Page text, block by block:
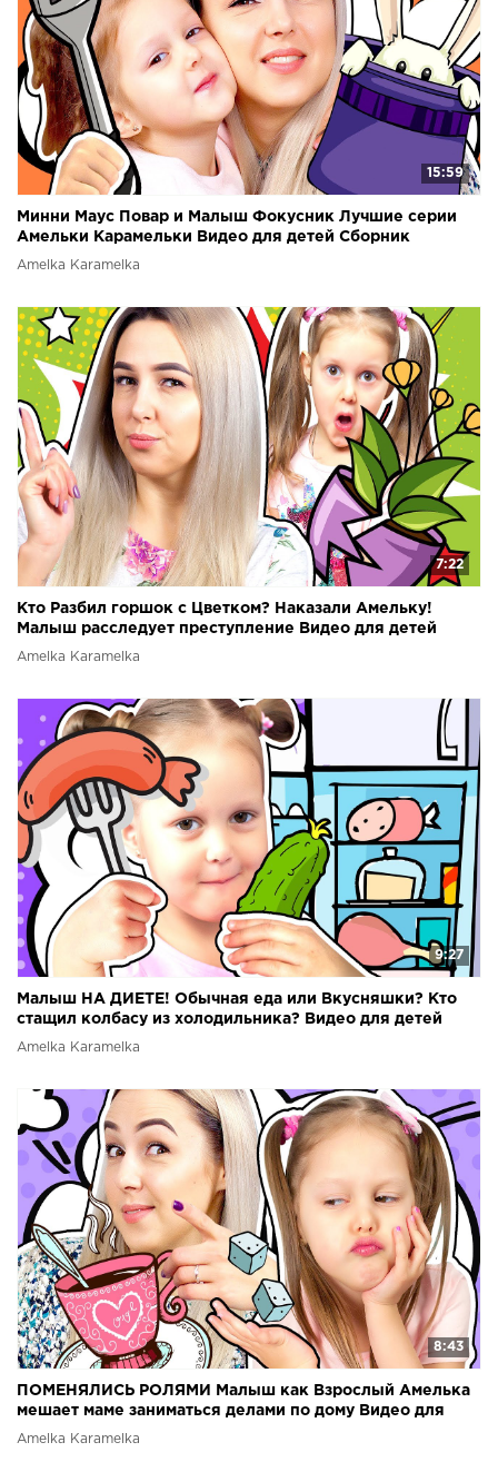
15:59
Минни Маус Повар и Малыш Фокусник Лучшие серии
Амельки Карамельки Видео для детей Сборник
Amelka Karamelka
7:22
Кто Разбил горшок с Цветком? Наказали Амельку!
Малыш расследует преступление Видео для детей
Amelka Karamelka
9:27
Малыш НА ДИЕТЕ! Обычная еда или Вкусняшки? Кто
стащил колбасу из холодильника? Видео для детей
Amelka Karamelka
8:43
ПОМЕНЯЛИСЬ РОЛЯМИ Малыш как Взрослый Амелька
мешает маме заниматься делами по дому Видео для
детей
Amelka Karamelka